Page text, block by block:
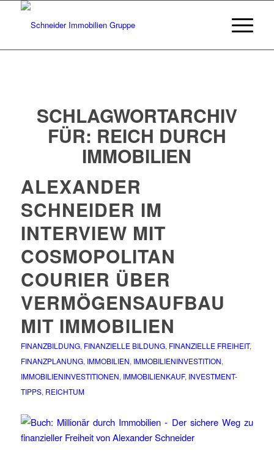
SCHLAGWORTARCHIV
FÜR: REICH DURCH
IMMOBILIEN
ALEXANDER
SCHNEIDER IM
INTERVIEW MIT
COSMOPOLITAN
COURIER ÜBER
VERMÖGENSAUFBAU
MIT IMMOBILIEN
FINANZBILDUNG, FINANZIELLE BILDUNG, FINANZIELLE FREIHEIT,
FINANZPLANUNG, IMMOBILIEN, IMMOBILIENINVESTITION,
IMMOBILIENINVESTITIONEN, IMMOBILIENKAUF, INVESTMENT-
TIPPS, REICHTUM